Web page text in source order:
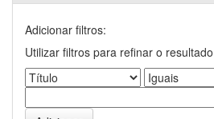
Adicionar filtros:
Utilizar filtros para refinar o